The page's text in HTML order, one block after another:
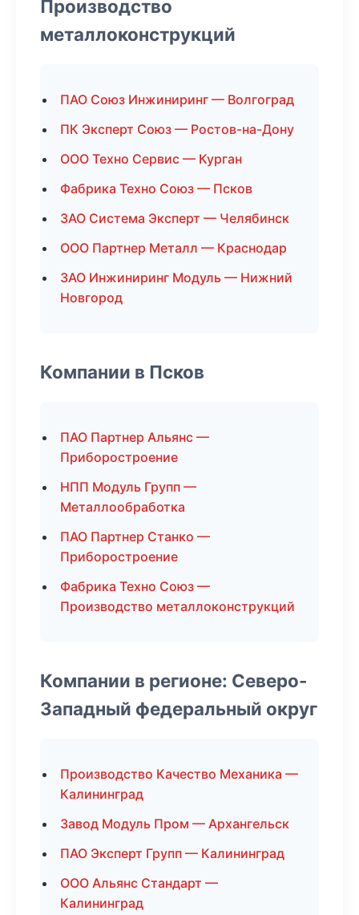
Производство
металлоконструкций
ПАО Союз Инжиниринг — Волгоград
ПК Эксперт Союз — Ростов-на-Дону
ООО Техно Сервис — Курган
Фабрика Техно Союз — Псков
ЗАО Система Эксперт — Челябинск
ООО Партнер Металл — Краснодар
ЗАО Инжиниринг Модуль — Нижний
Новгород
Компании в Псков
ПАО Партнер Альянс —
Приборостроение
НПП Модуль Групп —
Металлообработка
ПАО Партнер Станко —
Приборостроение
Фабрика Техно Союз —
Производство металлоконструкций
Компании в регионе: Северо-
Западный федеральный округ
Производство Качество Механика —
Калининград
Завод Модуль Пром — Архангельск
ПАО Эксперт Групп — Калининград
ООО Альянс Стандарт —
Калининград